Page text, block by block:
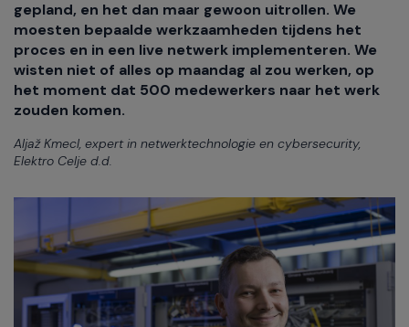
gepland, en het dan maar gewoon uitrollen. We
moesten bepaalde werkzaamheden tijdens het
proces en in een live netwerk implementeren. We
wisten niet of alles op maandag al zou werken, op
het moment dat 500 medewerkers naar het werk
zouden komen.
Aljaž Kmecl, expert in netwerktechnologie en cybersecurity,
Elektro Celje d.d.